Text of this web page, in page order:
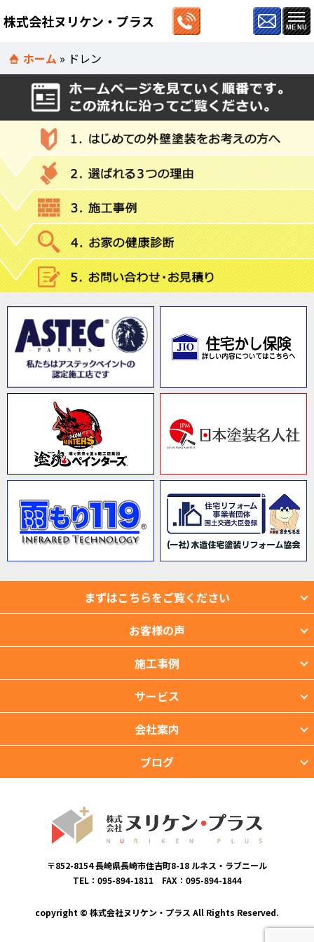
株式会社ヌリケン・プラス
ホーム » ドレン
まずはこちらをご覧ください
お客様の声
施工事例
サービス
会社案内
ブログ
〒852-8154 長崎県長崎市住吉町8-18 ルネス・ラブニール
TEL：095-894-1811 FAX：095-894-1844
copyright © 株式会社ヌリケン・プラス All Rights Reserved.